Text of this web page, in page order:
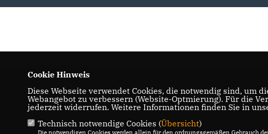
Cookie Hinweis
Diese Webseite verwendet Cookies, die notwendig sind, um
Webangebot zu verbessern (Website-Optmierung). Für die
jederzeit widerrufen. Weitere Informationen finden Sie in
Technisch notwendige Cookies (Übersicht)
Die notwendigen Cookies werden allein für den ordnungsgemäßen Gebrauch